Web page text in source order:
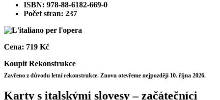
ISBN: 978-88-6182-669-0
Počet stran: 237
Cena: 719 Kč
Koupit Rekonstrukce
Zavřeno z důvodu letní rekonstrukce. Znovu otevřeme nejpozději 10. října 2026.
Karty s italskými slovesy – začátečníci